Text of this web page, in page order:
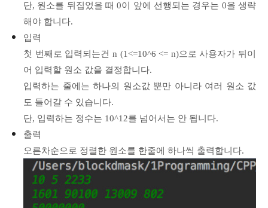
단, 원소를 뒤집었을 때 0이 앞에 선행되는 경우는 0을 생략
해야 합니다.
입력
첫 번째로 입력되는건 n (1<=10^6 <= n)으로 사용자가 뒤이
어 입력할 원소 값을 결정합니다.
입력하는 줄에는 하나의 원소값 뿐만 아니라 여러 원소 값
도 들어갈 수 있습니다.
단, 입력하는 정수는 10^12를 넘어서는 안 됩니다.
출력
오른차순으로 정렬한 원소를 한줄에 하나씩 출력합니다.